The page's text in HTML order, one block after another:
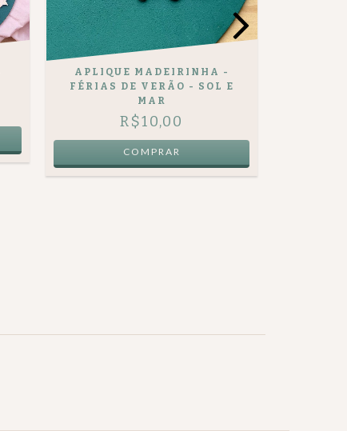
APLIQUE MADEIRINHA -
FÉRIAS DE VERÃO - SOL E
MAR
R$10,00